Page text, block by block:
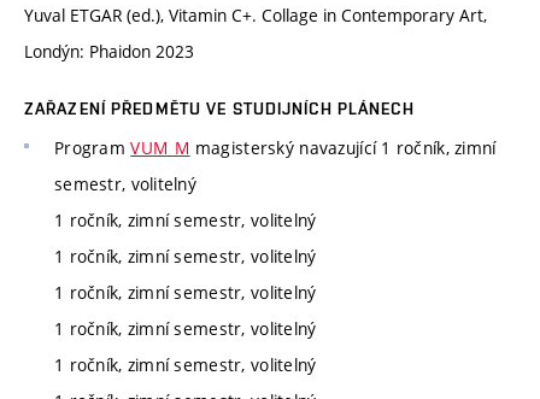
Yuval ETGAR (ed.), Vitamin C+. Collage in Contemporary Art,
Londýn: Phaidon 2023
ZAŘAZENÍ PŘEDMĚTU VE STUDIJNÍCH PLÁNECH
ProgramVUM_M magisterský navazující 1 ročník, zimní
semestr, volitelný
1 ročník, zimní semestr, volitelný
1 ročník, zimní semestr, volitelný
1 ročník, zimní semestr, volitelný
1 ročník, zimní semestr, volitelný
1 ročník, zimní semestr, volitelný